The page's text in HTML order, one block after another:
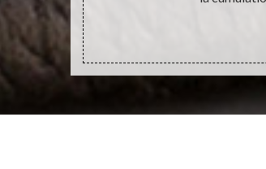
intéresse.